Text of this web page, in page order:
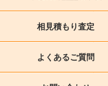
相見積もり査定
よくあるご質問